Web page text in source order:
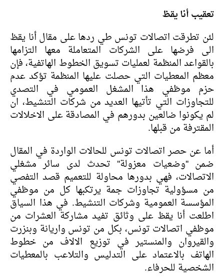
تعقيب أنا يقظ
لئن تطرقت اتصالات تونس طي ردها على مقال أنا يقظ
الى فرضها على الشركات المتعاملة معها التزامها
بالقواعد المنظمة لعمليات تسويق الخطوط الهاتفية، فإن
معظم المعطيات التي حصلت عليها المنظمة تؤكد عدم
حزم موظفي هذا المشغل العمومي في التصدي
للتجاوزات التي تأتيها العديد من شركات التنشيط، ان
لم يكونوا ضالعين بدورهم في المصادقة على الاخلالات
المقترفة من قبلها.
أما عن حصر اتصالات تونس للحالات الواردة في المقال
ضمن ''وضعيات معزولة'' تحدث لدى سائر مشغلي
الاتصالات، فهي بدورها محاولة للتعميم قصد التفصي
من مسؤولية تجاوزات جمة يرتكبها كل من موظفي
المؤسسة العمومية وشركات التنشيط. في هذا السياق
اطلعت أنا يقظ على وثائق تفيد مشاركة العشرات من
موظفي اتصالات تونس، بكل من تونس واريانة وبنزرت
والقيروان والمنستير في توزيع الالاف من خطوط
الهاتف بالاعتماد على التدليس والتلاعب بالمعطيات
الشخصية للحرفاء.